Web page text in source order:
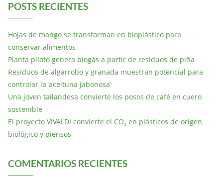
POSTS RECIENTES
Hojas de mango se transforman en bioplástico para
conservar alimentos
Planta piloto genera biogás a partir de residuos de piña
Residuos de algarrobo y granada muestran potencial para
controlar la ‘aceituna jabonosa’
Una joven tailandesa convierte los posos de café en cuero
sostenible
El proyecto VIVALDI convierte el CO₂ en plásticos de origen
biológico y piensos
COMENTARIOS RECIENTES